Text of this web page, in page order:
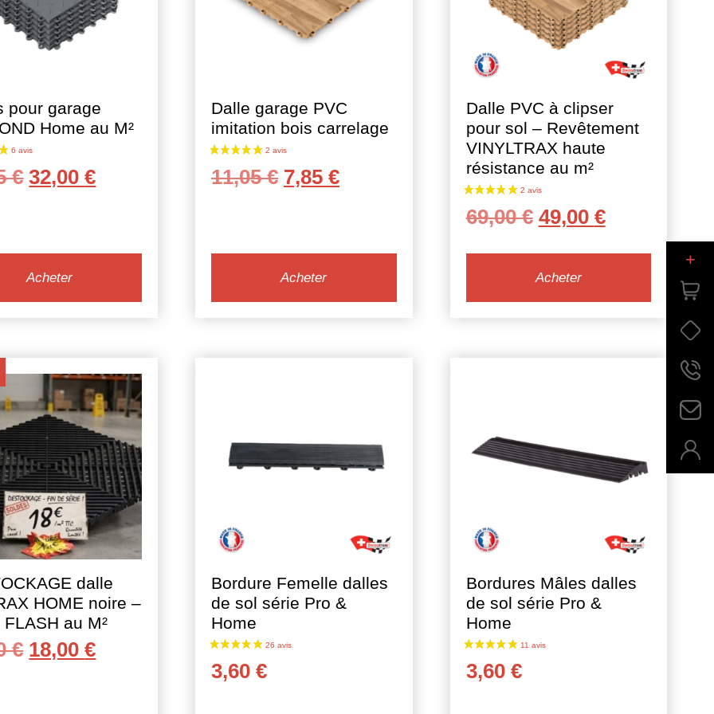
4 avis
pour garage
Home au M²
€ Le
était :
43,85 €.
32,00€Le
est :
Acheter
Dalle garage PVC
imitation bois carrelage
11,05€ Le
était :
11,05 €.
7,85€Le
est :
Acheter
Dalle PVC à clipser
pour sol – Revêtement
VINYLTRAX haute
résistance au m²
69,00€ Le
initial
69,00 €.
49,00 €Le
49,00 €.
Acheter
dalle
HOME noire –
FLASH au M²
€ Le
18,00€Le
Bordure Femelle dalles
de sol série Pro &
Home
3,60€
Bordures Mâles dalles
de sol série Pro &
Home
3,60 €
+